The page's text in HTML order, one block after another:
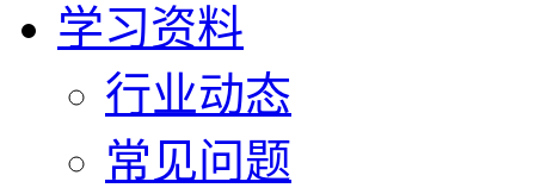
学习资料
行业动态
常见问题